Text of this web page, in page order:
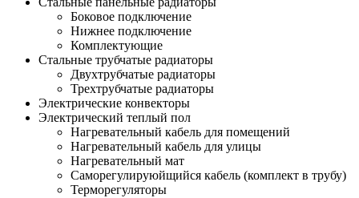
Боковое подключение
Нижнее подключение
Комплектующие
Стальные трубчатые радиаторы
Двухтрубчатые радиаторы
Трехтрубчатые радиаторы
Электрические конвекторы
Электрический теплый пол
Нагревательный кабель для помещений
Нагревательный кабель для улицы
Нагревательный мат
Cаморегулируюйщийся кабель (комплект в трубу)
Терморегуляторы